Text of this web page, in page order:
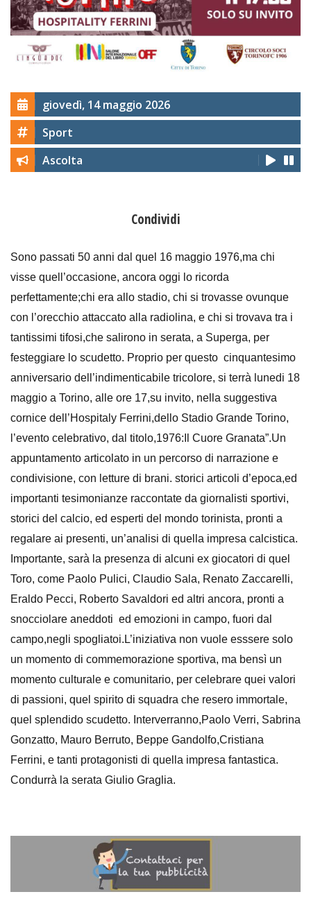
giovedì, 14 maggio 2026
Sport
Ascolta
Condividi
Sono passati 50 anni dal quel 16 maggio 1976,ma chi
visse quell’occasione, ancora oggi lo ricorda
perfettamente;chi era allo stadio, chi si trovasse ovunque
con l’orecchio attaccato alla radiolina, e chi si trovava tra i
tantissimi tifosi,che salirono in serata, a Superga, per
festeggiare lo scudetto. Proprio per questo cinquantesimo
anniversario dell’indimenticabile tricolore, si terrà lunedi 18
maggio a Torino, alle ore 17,su invito, nella suggestiva
cornice dell’Hospitaly Ferrini,dello Stadio Grande Torino,
l’evento celebrativo, dal titolo,1976:Il Cuore Granata”.Un
appuntamento articolato in un percorso di narrazione e
condivisione, con letture di brani. storici articoli d’epoca,ed
importanti tesimonianze raccontate da giornalisti sportivi,
storici del calcio, ed esperti del mondo torinista, pronti a
regalare ai presenti, un’analisi di quella impresa calcistica.
Importante, sarà la presenza di alcuni ex giocatori di quel
Toro, come Paolo Pulici, Claudio Sala, Renato Zaccarelli,
Eraldo Pecci, Roberto Savaldori ed altri ancora, pronti a
snocciolare aneddoti ed emozioni in campo, fuori dal
campo,negli spogliatoi.L’iniziativa non vuole esssere solo
un momento di commemorazione sportiva, ma bensì un
momento culturale e comunitario, per celebrare quei valori
di passioni, quel spirito di squadra che resero immortale,
quel splendido scudetto. Interverranno,Paolo Verri, Sabrina
Gonzatto, Mauro Berruto, Beppe Gandolfo,Cristiana
Ferrini, e tanti protagonisti di quella impresa fantastica.
Condurrà la serata Giulio Graglia.